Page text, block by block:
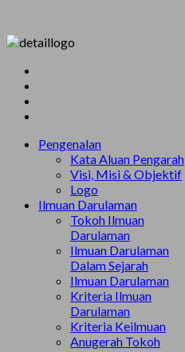
Pengenalan
Kata Aluan Pengarah
Visi, Misi & Objektif
Logo
Ilmuan Darulaman
Tokoh Ilmuan
Darulaman
Ilmuan Darulaman
Dalam Sejarah
Ilmuan Darulaman
Kriteria Ilmuan
Darulaman
Kriteria Keilmuan
Anugerah Tokoh